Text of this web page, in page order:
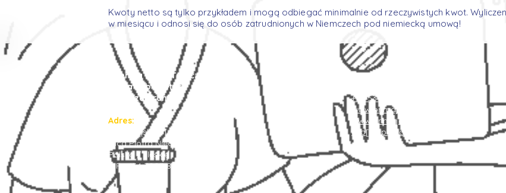
Kwoty netto są tylko przykładem i mogą odbiegać minimalnie od rzeczywistych kwot.
w miesiącu i odnosi się do osób zatrudnionych w Niemczech pod niemiecką umową!
Agencja Pracy Tymczasowej
Prima Job Center
Praca za granicą
Adres:
Ruda Śląska 41-709
ulica Piotra Niedurnego 75/7
Polska / śląskie
NIP : 634 3003 834
Kontakt
+48 539 305 780
www.primajobcenter.eu
www.primajobcenter.de
info[at]primajobcenter.eu